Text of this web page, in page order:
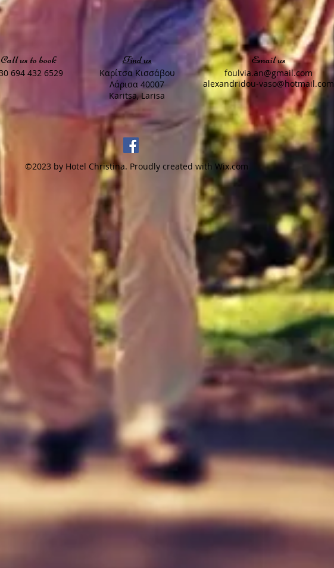
Call us to book
694 432 6529
Find us
Καρίτσα Κισσάβου
Λάρισα 40007
Karitsa, Larisa
Email us
foulvia.an@gmail.com
alexandridou-vaso@hotmail.com
©2023 by Hotel Christina. Proudly created with Wix.com